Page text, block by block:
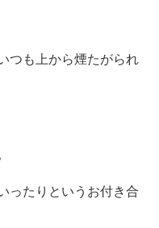
つも上から煙たがられ
ったりというお付き合